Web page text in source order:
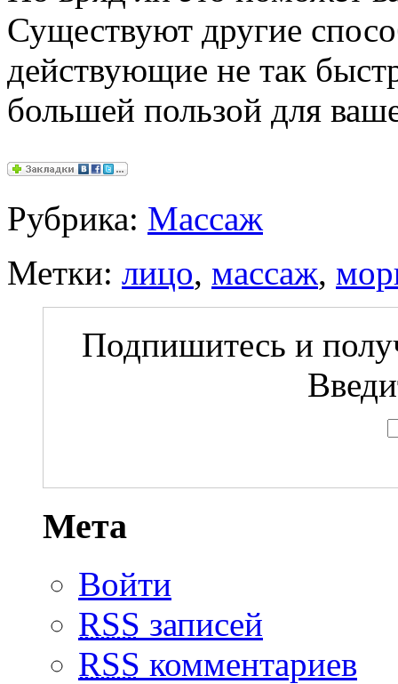
Существуют другие
действующие не так
большей пользой для
Рубрика: Массаж
Метки: лицо, массаж,
Подпишитесь и
Мета
Войти
RSS записей
RSS комментариев